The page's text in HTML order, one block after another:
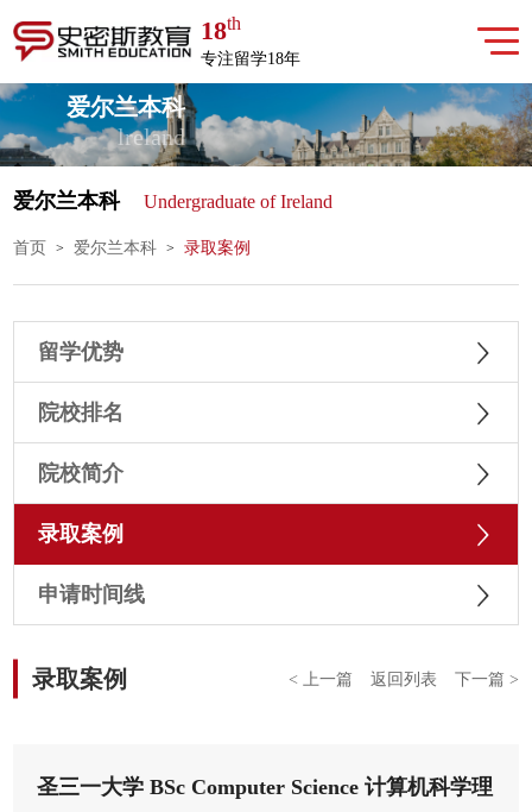
18th
专注留学18年
爱尔兰本科
lreland
爱尔兰本科 Undergraduate of Ireland
首页 > 爱尔兰本科 > 录取案例
留学优势
院校排名
院校简介
录取案例
申请时间线
录取案例 < 上一篇 返回列表 下一篇 >
圣三一大学 BSc Computer Science 计算机科学理